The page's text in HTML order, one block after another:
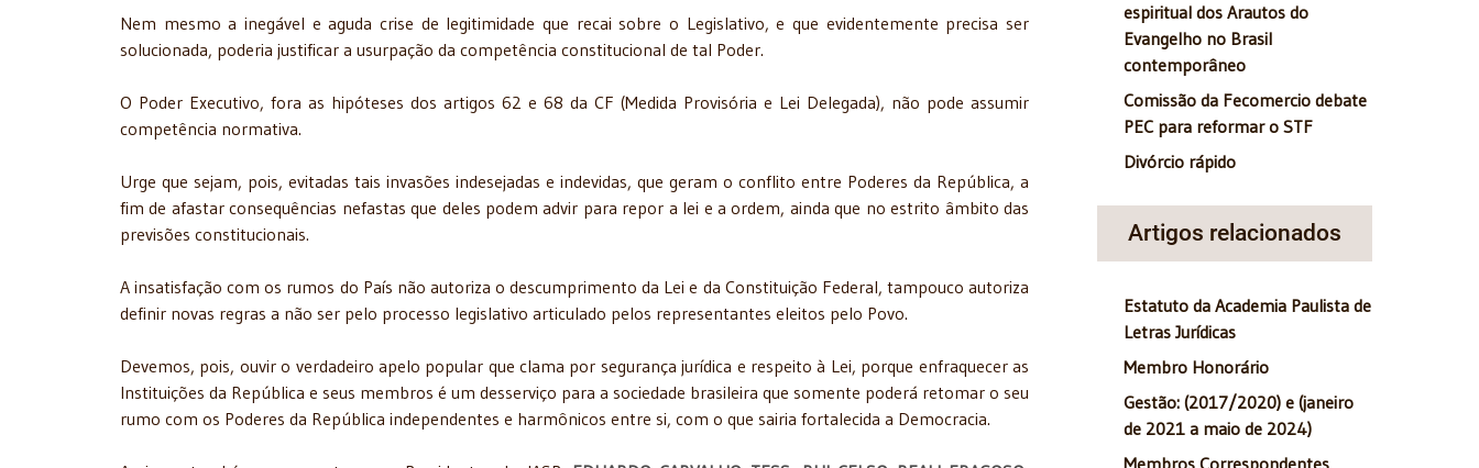
Nem mesmo a inegável e aguda crise de legitimidade que recai sobre o Legislativo, e que evidentemente precisa ser
solucionada, poderia justificar a usurpação da competência constitucional de tal Poder.
O Poder Executivo, fora as hipóteses dos artigos 62 e 68 da CF (Medida Provisória e Lei Delegada), não pode assumir
competência normativa.
Urge que sejam, pois, evitadas tais invasões indesejadas e indevidas, que geram o conflito entre Poderes da República, a
fim de afastar consequências nefastas que deles podem advir para repor a lei e a ordem, ainda que no estrito âmbito das
previsões constitucionais.
A insatisfação com os rumos do País não autoriza o descumprimento da Lei e da Constituição Federal, tampouco autoriza
definir novas regras a não ser pelo processo legislativo articulado pelos representantes eleitos pelo Povo.
Devemos, pois, ouvir o verdadeiro apelo popular que clama por segurança jurídica e respeito à Lei, porque enfraquecer as
Instituições da República e seus membros é um desserviço para a sociedade brasileira que somente poderá retomar o seu
rumo com os Poderes da República independentes e harmônicos entre si, com o que sairia fortalecida a Democracia.
espiritual dos Arautos do
Evangelho no Brasil
contemporâneo
Comissão da Fecomercio debate
PEC para reformar o STF
Divórcio rápido
Artigos relacionados
Estatuto da Academia Paulista de
Letras Jurídicas
Membro Honorário
Gestão: (2017/2020) e (janeiro
de 2021 a maio de 2024)